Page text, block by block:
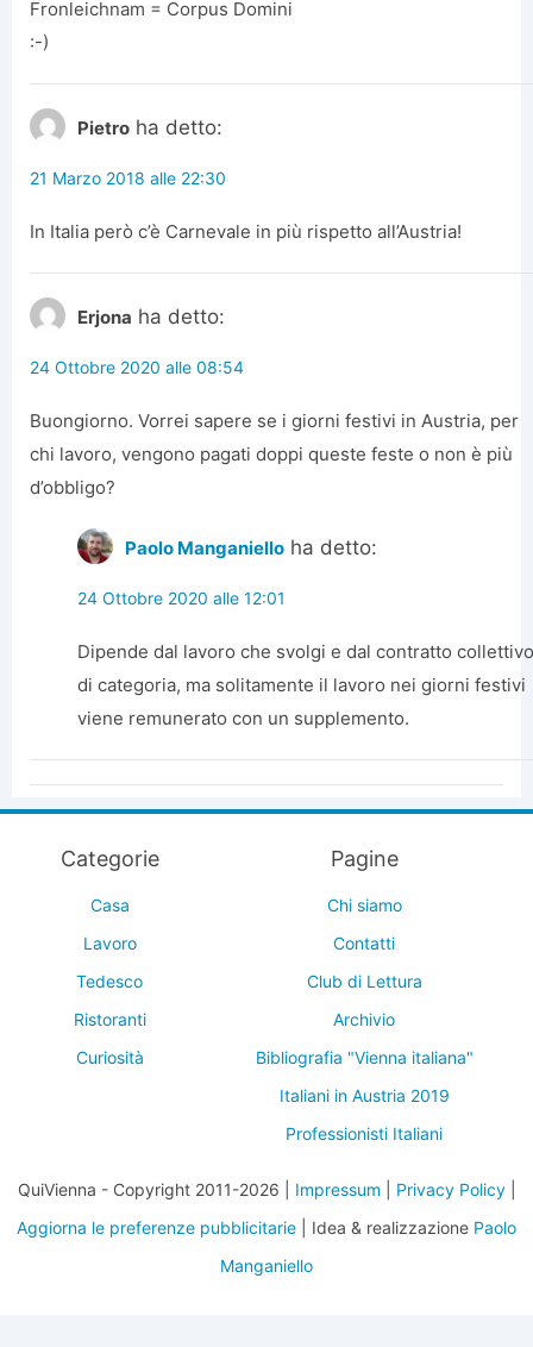
Fronleichnam = Corpus Domini
:-)
Pietro ha detto:
21 Marzo 2018 alle 22:30
In Italia però c’è Carnevale in più rispetto all’Austria!
Erjona ha detto:
24 Ottobre 2020 alle 08:54
Buongiorno. Vorrei sapere se i giorni festivi in Austria, per
chi lavoro, vengono pagati doppi queste feste o non è più
d’obbligo?
Paolo Manganiello ha detto:
24 Ottobre 2020 alle 12:01
Dipende dal lavoro che svolgi e dal contratto collettivo
di categoria, ma solitamente il lavoro nei giorni festivi
viene remunerato con un supplemento.
Categorie
Casa
Lavoro
Tedesco
Ristoranti
Curiosità
Pagine
Chi siamo
Contatti
Club di Lettura
Archivio
Bibliografia "Vienna italiana"
Italiani in Austria 2019
Professionisti Italiani
QuiVienna - Copyright 2011-2026 | Impressum Privacy Policy|
Aggiorna le preferenze pubblicitarie | Idea & realizzazione Paolo
Manganiello